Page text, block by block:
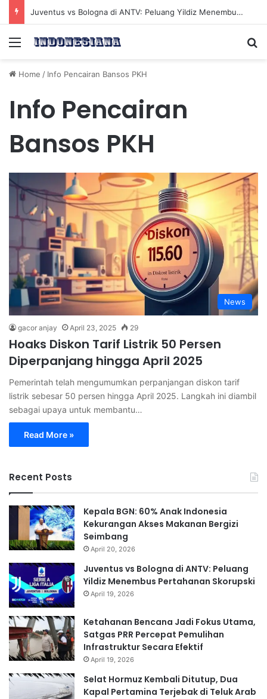
Juventus vs Bologna di ANTV: Peluang Yildiz Menembus Pertahanan Skorupski
Menu
Home / Info Pencairan Bansos PKH
Info Pencairan
Bansos PKH
News
gacor anjay April 23, 2025 29
Hoaks Diskon Tarif Listrik 50 Persen
Diperpanjang hingga April 2025
Pemerintah telah mengumumkan perpanjangan diskon tarif
listrik sebesar 50 persen hingga April 2025. Langkah ini diambil
sebagai upaya untuk membantu…
Read More »
Recent Posts
Kepala BGN: 60% Anak Indonesia
Kekurangan Akses Makanan Bergizi
Seimbang
April 20, 2026
Juventus vs Bologna di ANTV: Peluang
Yildiz Menembus Pertahanan Skorupski
April 19, 2026
Ketahanan Bencana Jadi Fokus Utama,
Satgas PRR Percepat Pemulihan
Infrastruktur Secara Efektif
April 19, 2026
Selat Hormuz Kembali Ditutup, Dua
Kapal Pertamina Terjebak di Teluk Arab